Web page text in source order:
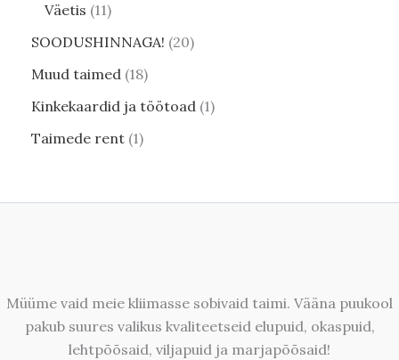
Väetis 11
SOODUSHINNAGA! 20
Muud taimed 18
Kinkekaardid ja töötoad 1
Taimede rent 1
Müüme vaid meie kliimasse sobivaid taimi. Vääna puukool
pakub suures valikus kvaliteetseid elupuid, okaspuid,
lehtpõõsaid, viljapuid ja marjapõõsaid!